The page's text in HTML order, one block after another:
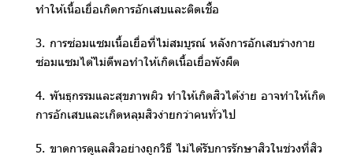
ทำให้เนื้อเยื่อเกิดการอักเสบและติดเชื้อ
3. การซ่อมแซมเนื้อเยื่อที่ไม่สมบูรณ์ หลังการอักเสบร่างกาย
ซ่อมแซมได้ไม่ดีพอทำให้เกิดเนื้อเยื่อพังผืด
4. พันธุกรรมและสุขภาพผิว ทำให้เกิดสิวได้ง่าย อาจทำให้เกิด
การอักเสบและเกิดหลุมสิวง่ายกว่าคนทั่วไป
5. ขาดการดูแลสิวอย่างถูกวิธี ไม่ได้รับการรักษาสิวในช่วงที่สิว